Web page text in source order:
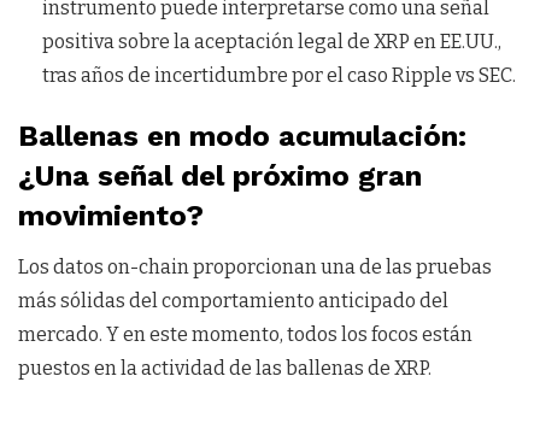
instrumento puede interpretarse como una señal
positiva sobre la aceptación legal de XRP en EE.UU.,
tras años de incertidumbre por el caso Ripple vs SEC.
Ballenas en modo acumulación:
¿Una señal del próximo gran
movimiento?
Los datos on-chain proporcionan una de las pruebas
más sólidas del comportamiento anticipado del
mercado. Y en este momento, todos los focos están
puestos en la actividad de las ballenas de XRP.